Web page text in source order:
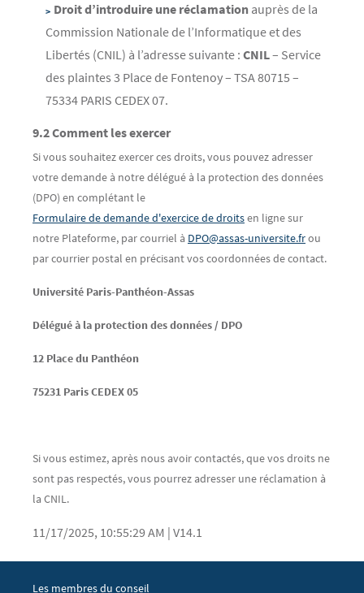
Droit d’introduire une réclamation auprès de la
Commission Nationale de l’Informatique et des
Libertés (CNIL) à l’adresse suivante : CNIL– Service
des plaintes 3 Place de Fontenoy – TSA 80715 –
75334 PARIS CEDEX 07.
9.2 Comment les exercer
Si vous souhaitez exercer ces droits, vous pouvez adresser
votre demande à notre délégué à la protection des données
(DPO) en complétant le
Formulaire de demande d'exercice de droitsen ligne sur
notre Plateforme, par courriel à DPO@assas-universite.frou
par courrier postal en précisant vos coordonnées de contact.
Université Paris-Panthéon-Assas
Délégué à la protection des données / DPO
12 Place du Panthéon
75231 Paris CEDEX 05
Si vous estimez, après nous avoir contactés, que vos droits ne
sont pas respectés, vous pourrez adresser une réclamation à
la CNIL.
11/17/2025, 10:55:29 AM | V14.1
Menu footer EGIC 1
Les membres du conseil